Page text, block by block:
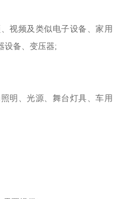
视频及类似电子设备、家用
设备、变压器;
明、光源、舞台灯具、车用